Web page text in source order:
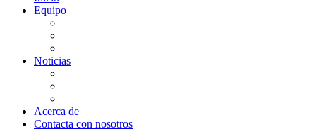
Equipo
Noticias
Acerca de
Contacta con nosotros